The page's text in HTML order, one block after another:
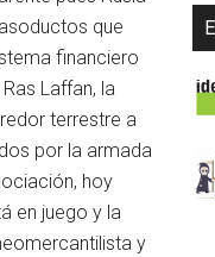
que
financiero
Laffan, la
terrestre a
por la armada
hoy
en juego y la
y